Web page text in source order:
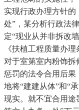
实现行政办理方针
处”，某分析行政法
定“现业从并非拆改
《扶植工程质量办
对于室第室内粉饰
惩罚的法令合用后果
地将“建建从体”和“
现实。就不宜合用途